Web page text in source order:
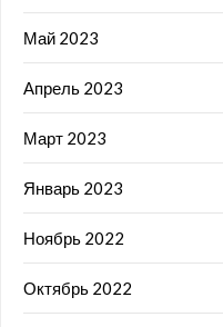
Май 2023
Апрель 2023
Март 2023
Январь 2023
Ноябрь 2022
Октябрь 2022